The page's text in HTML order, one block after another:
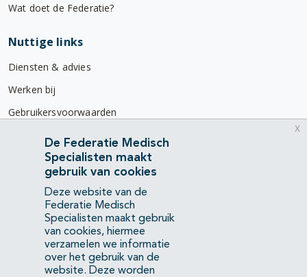
Wat doet de Federatie?
Nuttige links
Diensten & advies
Werken bij
Gebruikersvoorwaarden
Privacyverklaring
Contact
Mercatorlaan 1200
3528 BL Utrecht
(088) 505 34 34
info@richtlijnendatabase.nl
De Federatie Medisch
Specialisten maakt
gebruik van cookies
Deze website van de
Federatie Medisch
Specialisten maakt gebruik
van cookies, hiermee
verzamelen we informatie
over het gebruik van de
website. Deze worden
x